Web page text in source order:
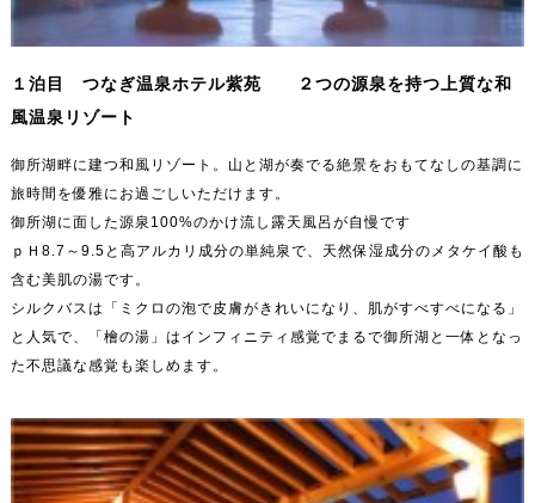
１泊目 つなぎ温泉ホテル紫苑 ２つの源泉を持つ上質な和
風温泉リゾート
御所湖畔に建つ和風リゾート。山と湖が奏でる絶景をおもてなしの基調に
旅時間を優雅にお過ごしいただけます。
御所湖に面した源泉100%のかけ流し露天風呂が自慢です
ｐＨ8.7～9.5と高アルカリ成分の単純泉で、天然保湿成分のメタケイ酸も
含む美肌の湯です。
シルクバスは「ミクロの泡で皮膚がきれいになり、肌がすべすべになる」
と人気で、「檜の湯」はインフィニティ感覚でまるで御所湖と一体となっ
た不思議な感覚も楽しめます。